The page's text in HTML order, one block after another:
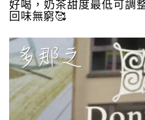
好喝，奶茶甜度最低可調
回味無窮🥰